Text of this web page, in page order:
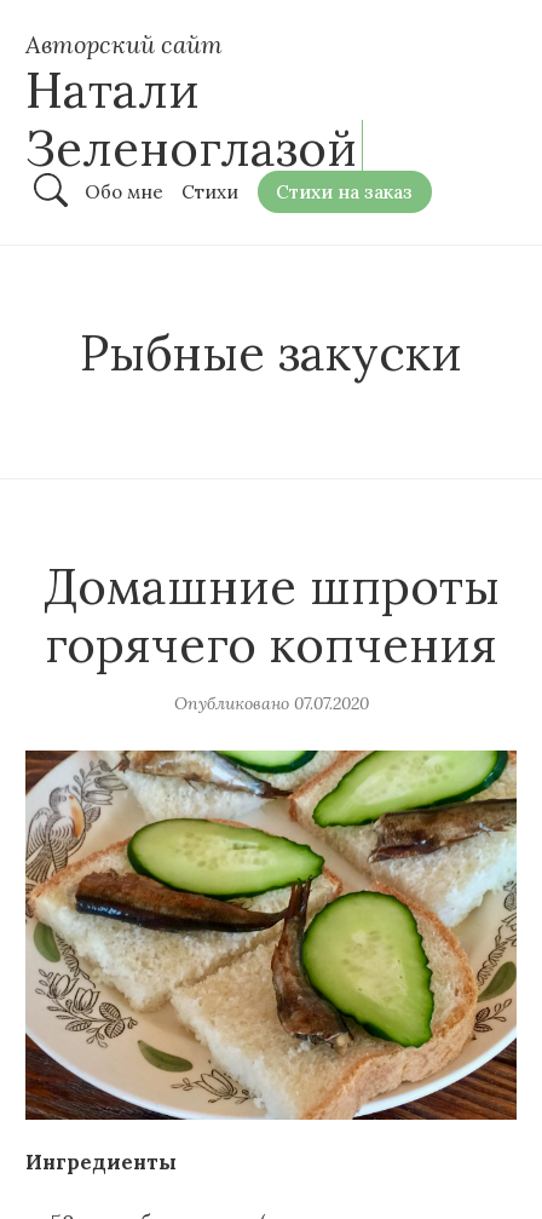
Авторский сайт
Натали
Зеленоглазой
Обо мне Стихи Стихи на заказ
Рыбные закуски
Домашние шпроты
горячего копчения
Опубликовано 07.07.2020
Ингредиенты